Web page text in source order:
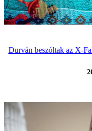
Durván beszóltak az X-